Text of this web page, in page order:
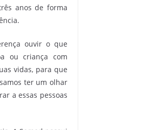
anos de forma
ouvir o que
ou criança com
vidas, para que
ter um olhar
a essas pessoas